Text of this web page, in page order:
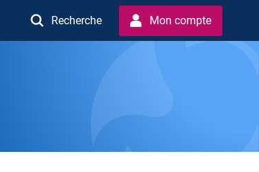
Recherche Mon compte